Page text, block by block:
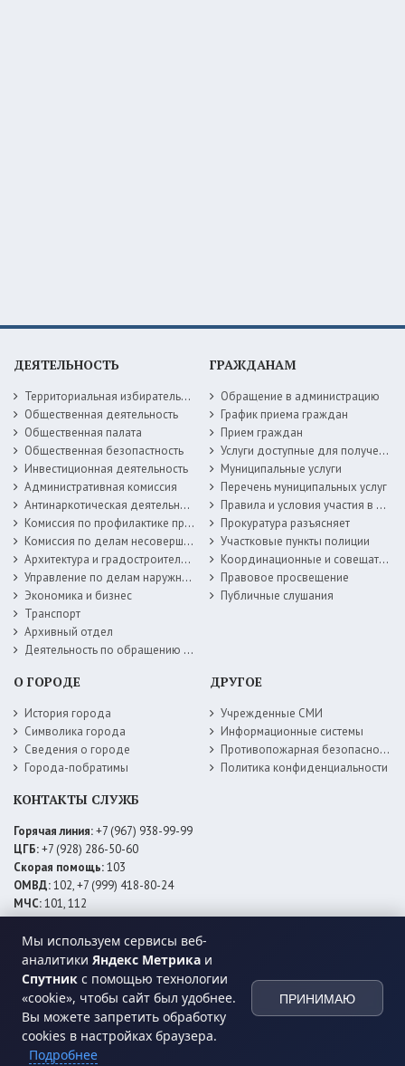
Мы используем сервисы веб-
аналитики Яндекс Метрика и
Спутник с помощью технологии
«cookie», чтобы сайт был удобнее.
Вы можете запретить обработку
cookies в настройках браузера.
Подробнее
ПРИНИМАЮ
ДЕЯТЕЛЬНОСТЬ
Территориальная избирательная комиссия
Общественная деятельность
Общественная палата
Общественная безопастность
Инвестиционная деятельность
Административная комиссия
Антинаркотическая деятельность
Комиссия по профилактике правонарушений
Комиссия по делам несовершеннолетних
Архитектура и градостроительство
Управление по делам наружной рекламы
Экономика и бизнес
Транспорт
Архивный отдел
Деятельность по обращению с животными без владельцев
ГРАЖДАНАМ
Обращение в администрацию
График приема граждан
Прием граждан
Услуги доступные для получения в электронной форме
Муниципальные услуги
Перечень муниципальных услуг
Правила и условия участия в жилищных программах
Прокуратура разъясняет
Участковые пункты полиции
Координационные и совещательные органы
Правовое просвещение
Публичные слушания
О ГОРОДЕ
История города
Символика города
Сведения о городе
Города-побратимы
ДРУГОЕ
Учрежденные СМИ
Информационные системы
Противопожарная безопасность
Политика конфиденциальности
КОНТАКТЫ СЛУЖБ
Горячая линия:+7 (967) 938-99-99
ЦГБ:+7 (928) 286-50-60
Скорая помощь:103
ОМВД:102, +7 (999) 418-80-24
МЧС:101, 112
ЕДДС:+7 (928) 576-09-83
Электросети:+7 (800) 220-02-20
Даггаз:+7 (928) 980-64-04
Горводоснаб: +7 (928) 559-59-74
Теплоснаб: +7 (928) 873-27-09
МФЦ:+7 (938) 777-82-44
© 2026 Администрация